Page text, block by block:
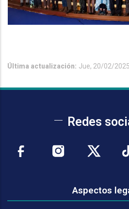
Última actualización: Jue, 20/02/
Redes
Aspectos